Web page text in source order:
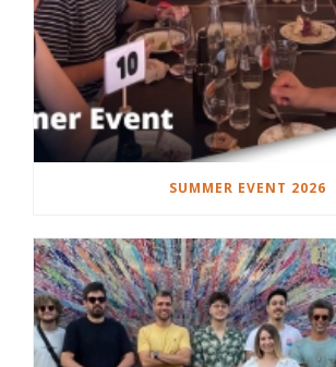
SUMMER EVENT 2026